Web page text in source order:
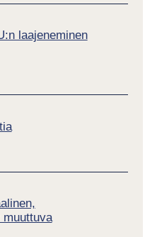
laajeneminen
muuttuva